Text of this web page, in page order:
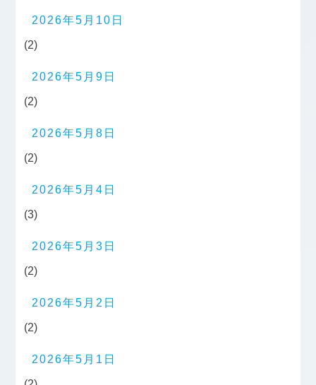
2026年5月10日
(2)
2026年5月9日
(2)
2026年5月8日
(2)
2026年5月4日
(3)
2026年5月3日
(2)
2026年5月2日
(2)
2026年5月1日